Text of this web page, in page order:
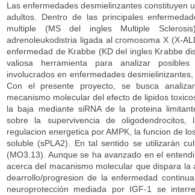
Las enfermedades desmielinzantes constituyen
adultos. Dentro de las principales
multiple (MS del ingles Multiple
adrenoleukodistria ligada al cromosoma X (X-
enfermedad de Krabbe (KD del ingles Krabbe
valiosa herramienta para analizar
involucrados en enfermedades
Con el presente proyecto, se busca
mecanismo molecular del efecto de lipidos
la baja mediante siRNA de la proteina
sobre la supervivencia de
regulacion energetica por AMPK, la funcion de
soluble (sPLA2). En tal sentido se utilizarán
(MO3.13). Aunque se ha avanzado en el
acerca del macanismo molecular que dispara
dearrollo/progresion de la enfermedad
neuroprotección mediada por IGF-1 se